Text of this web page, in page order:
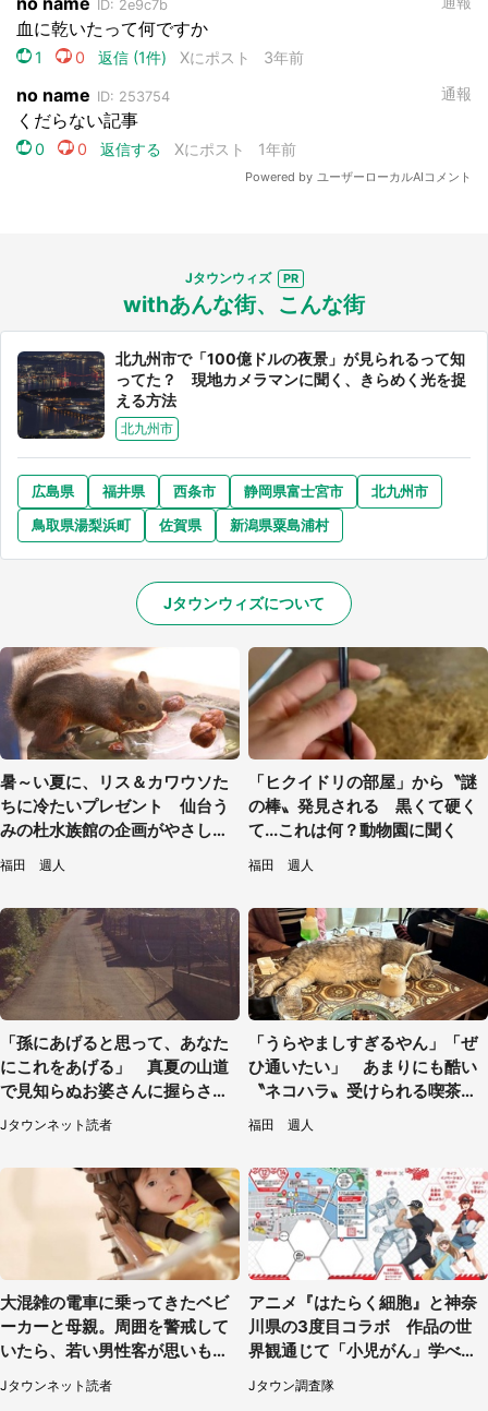
Jタウンウィズ
withあんな街、こんな街
北九州市で「100億ドルの夜景」が見られるって知
ってた？ 現地カメラマンに聞く、きらめく光を捉
える方法
北九州市
広島県 福井県 西条市 静岡県富士宮市
北九州市
鳥取県湯梨浜町
佐賀県 新潟県粟島浦村
Jタウンウィズについて
暑～い夏に、リス＆カワウソた
ちに冷たいプレゼント 仙台う
みの杜水族館の企画がやさしい
【7／31～8／23】
福田 週人
「ヒクイドリの部屋」から〝謎
の棒〟発見される 黒くて硬く
て...これは何？動物園に聞く
福田 週人
「孫にあげると思って、あなた
にこれをあげる」 真夏の山道
で見知らぬお婆さんに握らされ
たもの（山口県・30代女性）
Jタウンネット読者
「うらやましすぎるやん」「ぜ
ひ通いたい」 あまりにも酷い
〝ネコハラ〟受けられる喫茶店
に5.3万人驚がく
福田 週人
大混雑の電車に乗ってきたベビ
ーカーと母親。周囲を警戒して
いたら、若い男性客が思いもよ
らぬ行動に（東京都・50代女
性）
Jタウンネット読者
アニメ『はたらく細胞』と神奈
川県の3度目コラボ 作品の世
界観通じて「小児がん」学べる
【8／10～31※平日限定】
Jタウン調査隊